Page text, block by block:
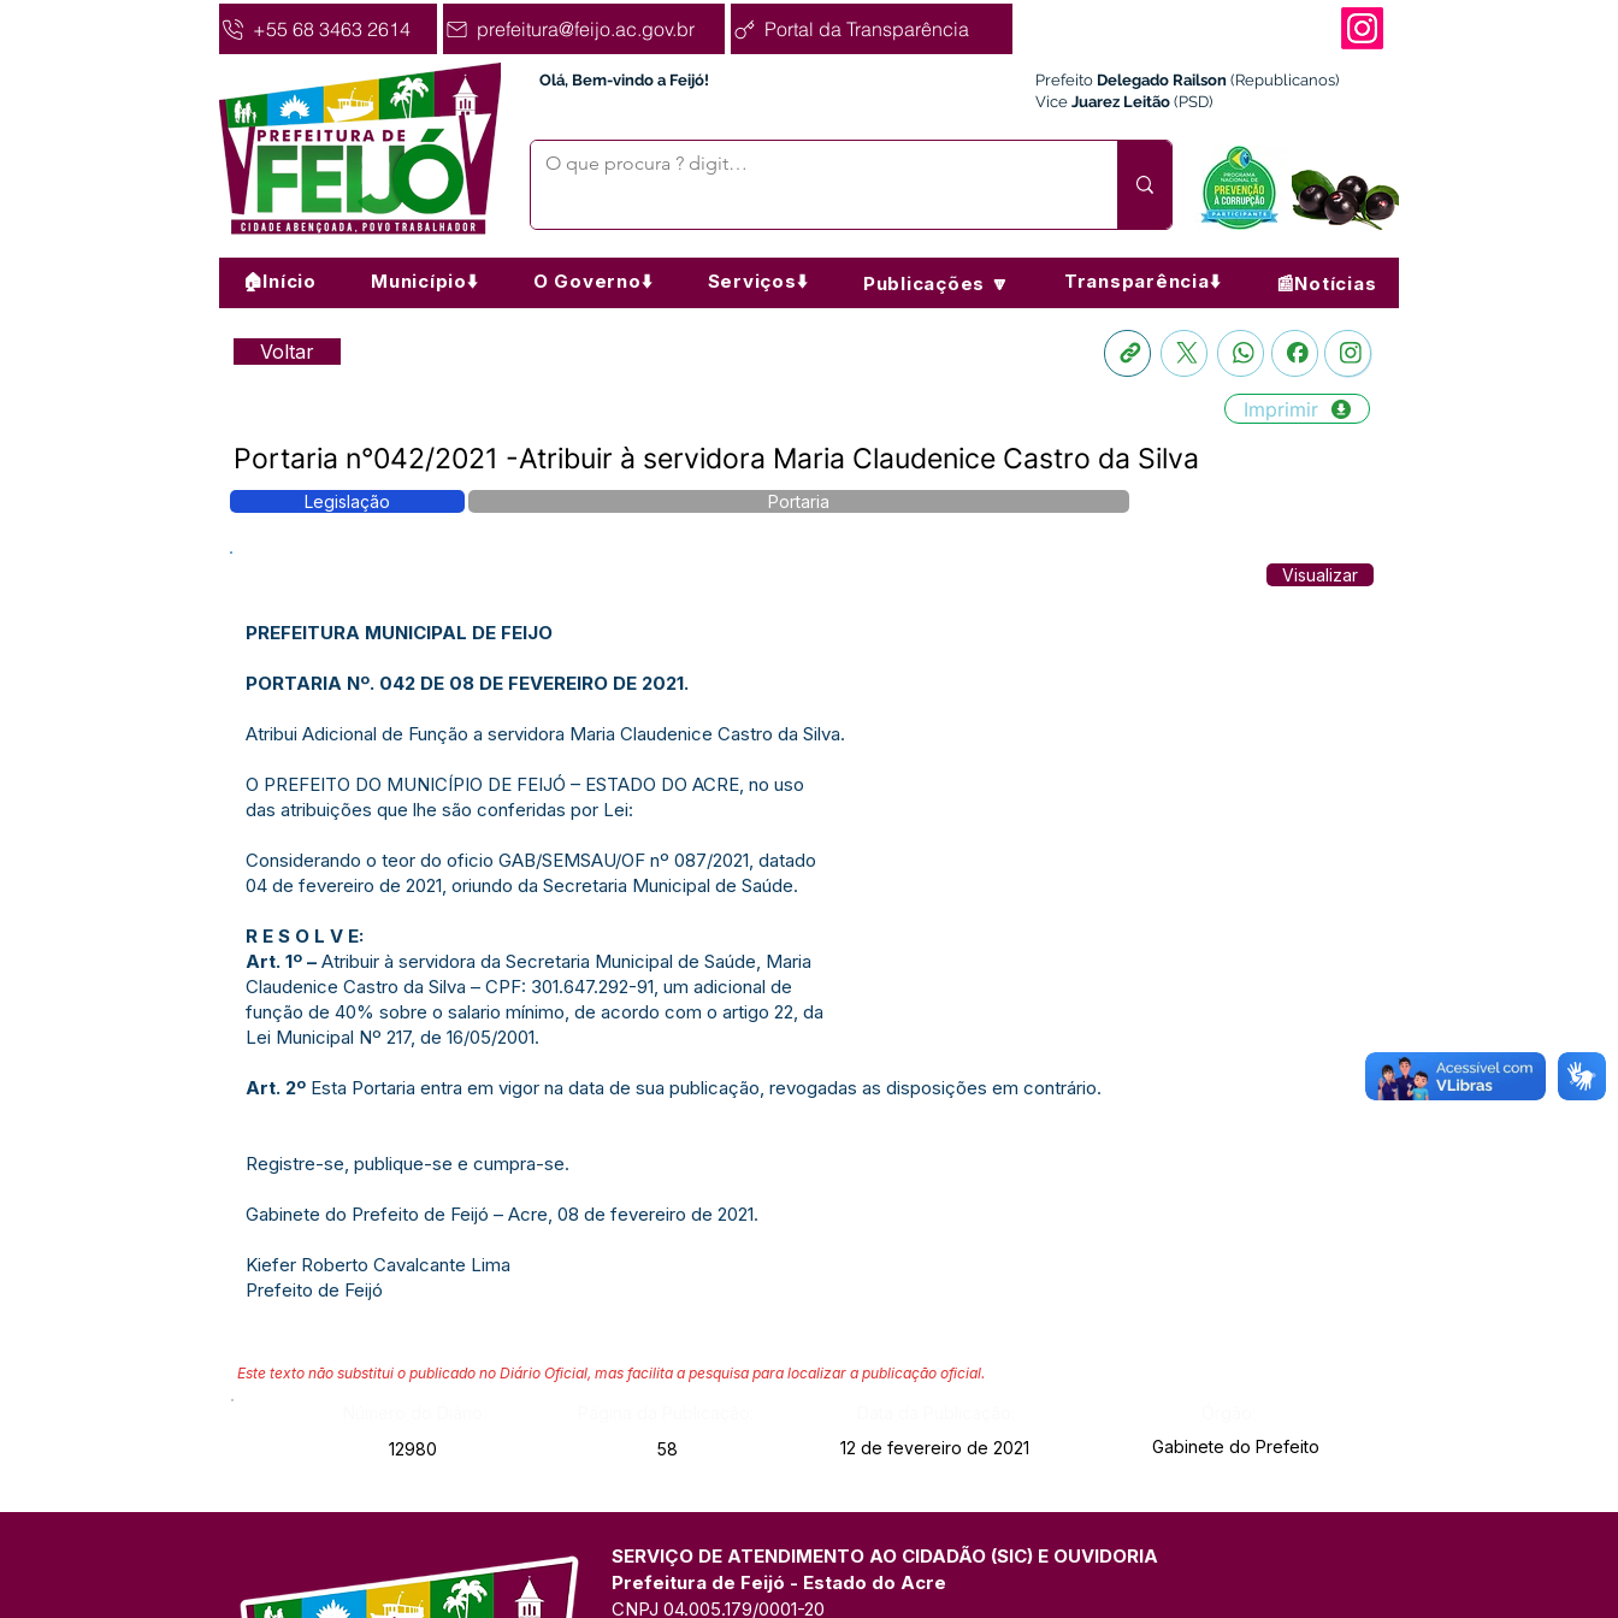
+55 68 3463 2614 prefeitura@feijo.ac.gov.br Portal da Transparência
Olá, Bem-vindo a Feijó! Prefeito Delegado Railson (Republicanos)
Vice Juarez Leitão (PSD)
🏠Início Município⬇️ O Governo⬇️ Serviços⬇️ Publicações 🔽 Transparência⬇️ 📰Notícias
Voltar
Imprimir
Portaria n°042/2021 -Atribuir à servidora Maria Claudenice Castro da Silva
Legislação Portaria
Visualizar
PREFEITURA MUNICIPAL DE FEIJO
PORTARIA Nº. 042 DE 08 DE FEVEREIRO DE 2021.
Atribui Adicional de Função a servidora Maria Claudenice Castro da Silva.
O PREFEITO DO MUNICÍPIO DE FEIJÓ – ESTADO DO ACRE, no uso
das atribuições que lhe são conferidas por Lei:
Considerando o teor do oficio GAB/SEMSAU/OF nº 087/2021, datado
04 de fevereiro de 2021, oriundo da Secretaria Municipal de Saúde.
R E S O L V E:
Art. 1º – Atribuir à servidora da Secretaria Municipal de Saúde, Maria
Claudenice Castro da Silva – CPF: 301.647.292-91, um adicional de
função de 40% sobre o salario mínimo, de acordo com o artigo 22, da
Lei Municipal Nº 217, de 16/05/2001.
Art. 2º Esta Portaria entra em vigor na data de sua publicação, revogadas as disposições em contrário.
Registre-se, publique-se e cumpra-se.
Gabinete do Prefeito de Feijó – Acre, 08 de fevereiro de 2021.
Kiefer Roberto Cavalcante Lima
Prefeito de Feijó
Este texto não substitui o publicado no Diário Oficial, mas facilita a pesquisa para localizar a publicação oficial.
12980
58 12 de fevereiro de 2021 Gabinete do Prefeito
SERVIÇO DE ATENDIMENTO AO CIDADÃO (SIC) E OUVIDORIA
Prefeitura de Feijó - Estado do Acre
CNPJ 04.005.179/0001-20